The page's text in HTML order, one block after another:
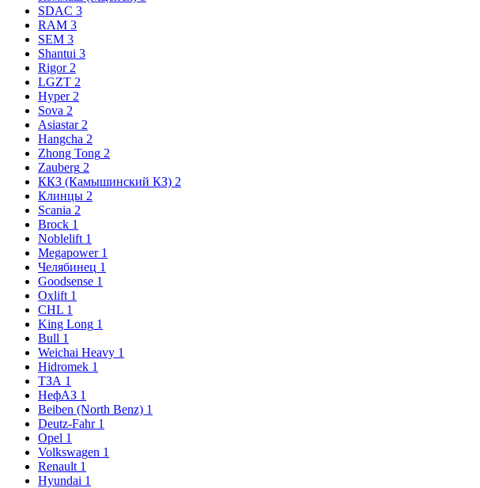
SDAC 3
RAM 3
SEM 3
Shantui 3
Rigor 2
LGZT 2
Hyper 2
Sova 2
Asiastar 2
Hangcha 2
Zhong Tong 2
Zauberg 2
ККЗ (Камышинский КЗ) 2
Клинцы 2
Scania 2
Brock 1
Noblelift 1
Megapower 1
Челябинец 1
Goodsense 1
Oxlift 1
CHL 1
King Long 1
Bull 1
Weichai Heavy 1
Hidromek 1
ТЗА 1
НефАЗ 1
Beiben (North Benz) 1
Deutz-Fahr 1
Opel 1
Volkswagen 1
Renault 1
Hyundai 1